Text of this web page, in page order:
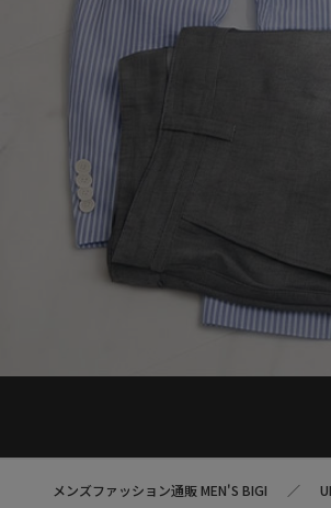
メンズファッション通販 MEN'S BIGI